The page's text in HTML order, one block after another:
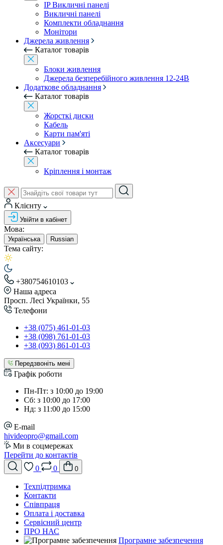
IP Викличні панелі
Викличні панелі
Комплекти обладнання
Монітори
Джерела живлення
Каталог товарів
Блоки живлення
Джерела безперебійного живлення 12-24В
Додаткове обладнання
Каталог товарів
Жорсткі диски
Кабель
Карти пам'яті
Аксесуари
Каталог товарів
Кріплення і монтаж
Клієнту
Увійти в кабінет
Мова:
Українська Russian
Тема сайту:
+380754610103
Наша адреса
Просп. Лесі Українки, 55
Телефони
+38 (075) 461-01-03
+38 (098) 761-01-03
+38 (093) 861-01-03
Передзвоніть мені
Графік роботи
Пн-Пт: з 10:00 до 19:00
Сб: з 10:00 до 17:00
Нд: з 11:00 до 15:00
E-mail
hivideopro@gmail.com
Ми в соцмережах
Перейти до контактів
0
0 0
Техпідтримка
Контакти
Співпраця
Оплата і доставка
Сервісний центр
ПРО НАС
Програмне забезпечення